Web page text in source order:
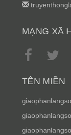
MẠNG XÃ
TÊN MIỀN